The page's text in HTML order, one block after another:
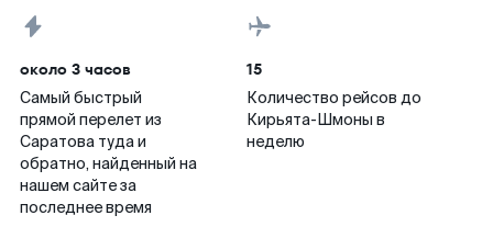
около 3 часов
Самый быстрый
прямой перелет из
Саратова туда и
обратно, найденный на
нашем сайте за
последнее время
15
Количество рейсов до
Кирьята-Шмоны в
неделю